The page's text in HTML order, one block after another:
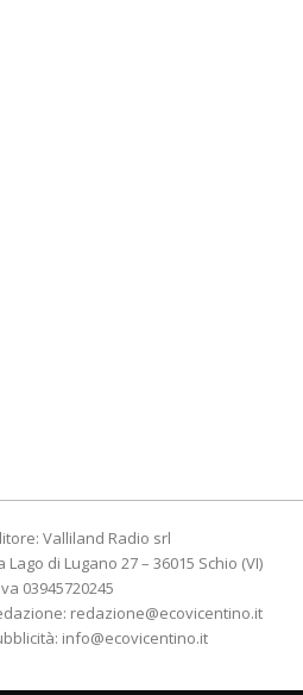
Valliland Radio srl
Lago di Lugano 27 – 36015 Schio (VI)
03945720245
redazione@ecovicentino.it
info@ecovicentino.it